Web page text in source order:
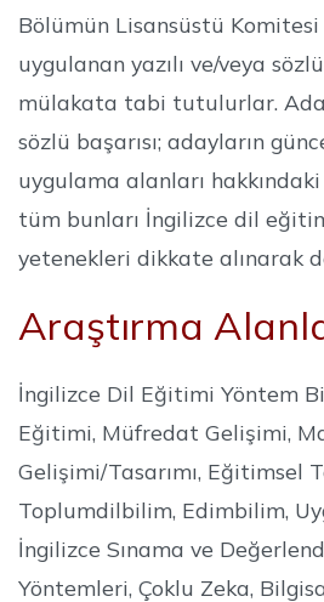
Bölümün Lisansüstü
uygulanan yazılı ve/veya
mülakata tabi tutulurlar.
sözlü başarısı; adayların
uygulama alanları hakkındaki
tüm bunları İngilizce dil
yetenekleri dikkate alınarak
Araştırma
İngilizce Dil Eğitimi Yöntem
Eğitimi, Müfredat Gelişimi,
Gelişimi/Tasarımı, Eğitimsel
Toplumdilbilim, Edimbilim,
İngilizce Sınama ve
Yöntemleri, Çoklu Zeka,